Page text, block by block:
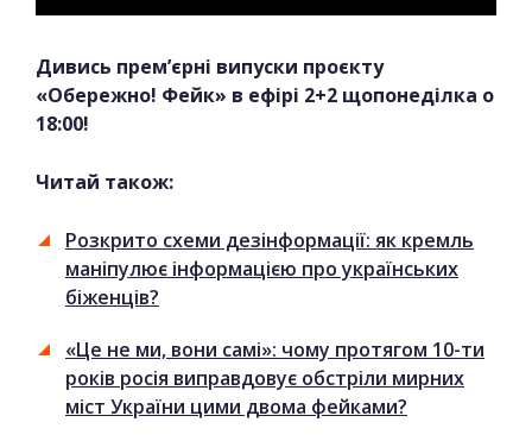
Дивись прем’єрні випуски проєкту
«Обережно! Фейк» в ефірі 2+2 щопонеділка о
18:00!
Читай також:
Розкрито схеми дезінформації: як кремль
маніпулює інформацією про українських
біженців?
«Це не ми, вони самі»: чому протягом 10-ти
років росія виправдовує обстріли мирних
міст України цими двома фейками?